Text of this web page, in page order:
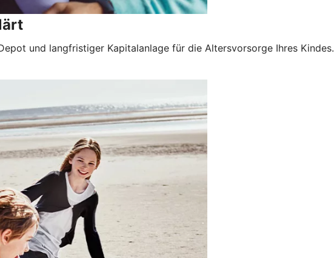
und langfristiger Kapitalanlage für die Altersvorsorge Ihres Kindes.